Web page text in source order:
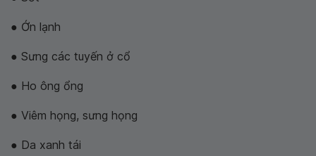
● Ớn lạnh
● Sưng các tuyến ở cổ
● Ho ông ổng
● Viêm họng, sưng họng
● Da xanh tái